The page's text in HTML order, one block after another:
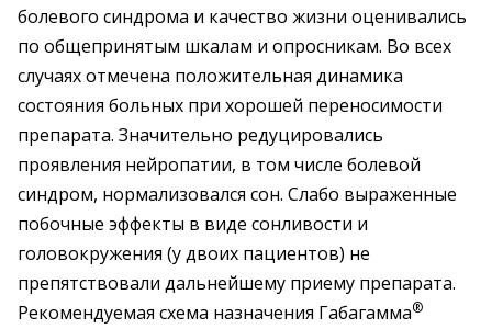
болевого синдрома и качество жизни оценивались
по общепринятым шкалам и опросникам. Во всех
случаях отмечена положительная динамика
состояния больных при хорошей переносимости
препарата. Значительно редуцировались
проявления нейропатии, в том числе болевой
синдром, нормализовался сон. Слабо выраженные
побочные эффекты в виде сонливости и
головокружения (у двоих пациентов) не
препятствовали дальнейшему приему препарата.
Рекомендуемая схема назначения Габагамма®